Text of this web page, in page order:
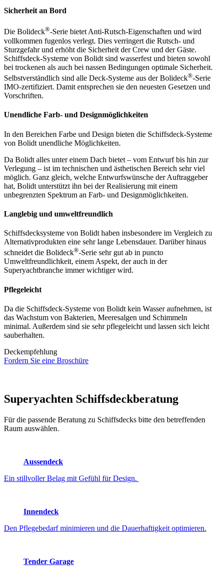
Sicherheit an Bord
Die Bolideck®-Serie bietet Anti-Rutsch-Eigenschaften und wird
vollkommen fugenlos verlegt. Dies verringert die Rutsch- und
Sturzgefahr und erhöht die Sicherheit der Crew und der Gäste.
Schiffsdeck-Systeme von Bolidt sind wasserfest und bieten sowohl
bei trockenen als auch bei nassen Bedingungen optimale Sicherheit.
Selbstverständlich sind alle Deck-Systeme aus der Bolideck®-Serie
IMO-zertifiziert. Damit entsprechen sie den neuesten Gesetzen und
Vorschriften.
Unendliche Farb- und Designmöglichkeiten
In den Bereichen Farbe und Design bieten die Schiffsdeck-Systeme
von Bolidt unendliche Möglichkeiten.
Da Bolidt alles unter einem Dach bietet – vom Entwurf bis hin zur
Verlegung – ist im technischen und ästhetischen Bereich sehr viel
möglich. Ganz gleich, welche Entwurfswünsche der Auftraggeber
hat, Bolidt unterstützt ihn bei der Realisierung mit einem
unbegrenzten Spektrum an Farb- und Designmöglichkeiten.
Langlebig und umweltfreundlich
Schiffsdecksysteme von Bolidt haben insbesondere im Vergleich zu
Alternativprodukten eine sehr lange Lebensdauer. Darüber hinaus
schneidet die Bolideck®-Serie sehr gut ab in puncto
Umweltfreundlichkeit, einem Aspekt, der auch in der
Superyachtbranche immer wichtiger wird.
Pflegeleicht
Da die Schiffsdeck-Systeme von Bolidt kein Wasser aufnehmen, ist
das Wachstum von Bakterien, Meeresalgen und Schimmeln
minimal. Außerdem sind sie sehr pflegeleicht und lassen sich leicht
sauberhalten.
Deckempfehlung
Fordern Sie eine Broschüre
Superyachten Schiffsdeckberatung
Für die passende Beratung zu Schiffsdecks bitte den betreffenden
Raum auswählen.
Aussendeck
Ein stillvoller Belag mit Gefühl für Design.
Innendeck
Den Pflegebedarf minimieren und die Dauerhaftigkeit optimieren.
Tender Garage